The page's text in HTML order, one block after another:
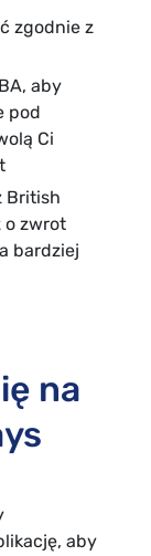
zgodnie z
aby
pod
Ci
British
o zwrot
bardziej
na
aby